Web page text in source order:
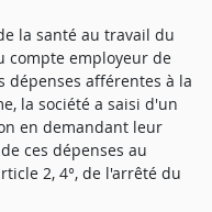
la santé au travail du
compte employeur de
dépenses afférentes à la
la société a saisi d'un
en demandant leur
ces dépenses au
2, 4°, de l'arrêté du